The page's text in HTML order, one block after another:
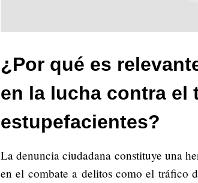
¿Por qué es
en la lucha contra el
estupefacientes?
La denuncia ciudadana constituye una
en el combate a delitos como el tráfico